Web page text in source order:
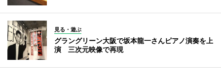
見る・遊ぶ
グラングリーン大阪で坂本龍一さんピアノ演奏を上
演 三次元映像で再現